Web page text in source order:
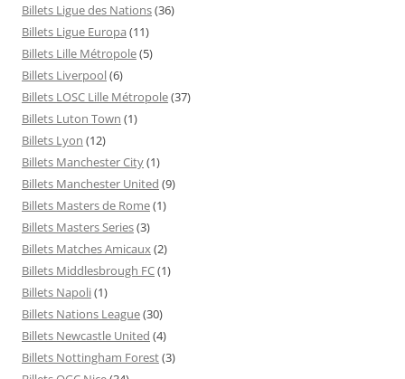
Billets Ligue des Nations(36)
Billets Ligue Europa (11)
Billets Lille Métropole(5)
Billets Liverpool(6)
Billets LOSC Lille Métropole(37)
Billets Luton Town (1)
Billets Lyon (12)
Billets Manchester City(1)
Billets Manchester United (9)
Billets Masters de Rome(1)
Billets Masters Series(3)
Billets Matches Amicaux(2)
Billets Middlesbrough FC(1)
Billets Napoli(1)
Billets Nations League(30)
Billets Newcastle United (4)
Billets Nottingham Forest(3)